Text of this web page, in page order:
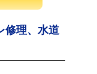
修理、水道